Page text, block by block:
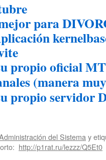
para
propio oficial
(manera
propio servidor
del Sistema y
http://p1rat.ru/lezzz/Q5Et0